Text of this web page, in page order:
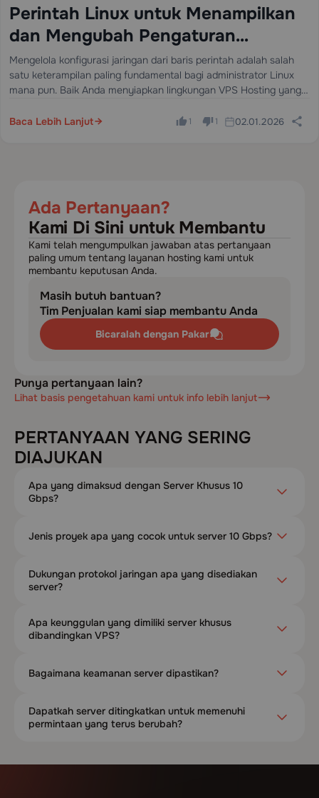
Perintah Linux untuk Menampilkan
dan Mengubah Pengaturan
Konfigurasi IP
Mengelola konfigurasi jaringan dari baris perintah adalah salah
satu keterampilan paling fundamental bagi administrator Linux
mana pun. Baik Anda menyiapkan lingkungan VPS Hosting yang
mengonfigurasi IP statis setelah deployment, mengetahui
Baca Lebih Lanjut 1 1 02.01.2026
Ada Pertanyaan?
Kami Di Sini untuk Membantu
Kami telah mengumpulkan jawaban atas pertanyaan
paling umum tentang layanan hosting kami untuk
membantu keputusan Anda.
Masih butuh bantuan?
Tim Penjualan kami siap membantu Anda
Bicaralah dengan Pakar
Punya pertanyaan lain?
Lihat basis pengetahuan kami untuk info lebih lanjut
PERTANYAAN YANG SERING
DIAJUKAN
Apa yang dimaksud dengan Server Khusus 10
Gbps?
Jenis proyek apa yang cocok untuk server 10 Gbps?
Dukungan protokol jaringan apa yang disediakan
server?
Apa keunggulan yang dimiliki server khusus
dibandingkan VPS?
Bagaimana keamanan server dipastikan?
Dapatkah server ditingkatkan untuk memenuhi
permintaan yang terus berubah?